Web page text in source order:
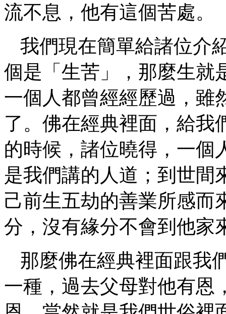
流不息，他有這個苦處。
我們現在簡單給諸位介
個是「生苦」，那麼生就
一個人都曾經經歷過，雖
了。佛在經典裡面，給我
的時候，諸位曉得，一個
是我們講的人道；到世間
己前生五劫的善業所感而
分，沒有緣分不會到他家
那麼佛在經典裡面跟我
一種，過去父母對他有恩